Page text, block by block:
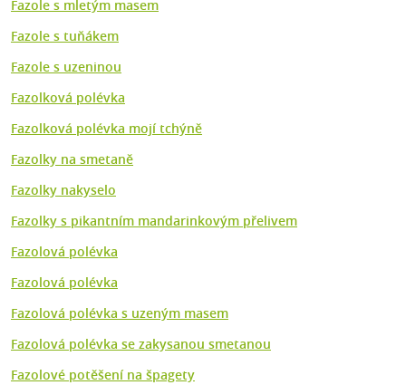
Fazole s mletým masem
Fazole s tuňákem
Fazole s uzeninou
Fazolková polévka
Fazolková polévka mojí tchýně
Fazolky na smetaně
Fazolky nakyselo
Fazolky s pikantním mandarinkovým přelivem
Fazolová polévka
Fazolová polévka
Fazolová polévka s uzeným masem
Fazolová polévka se zakysanou smetanou
Fazolové potěšení na špagety